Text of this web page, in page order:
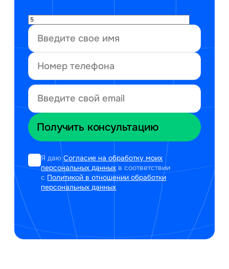
Я даюСогласие на обработку моих
персональных данных в соответствии
с Политикой в отношении обработки
персональных данных